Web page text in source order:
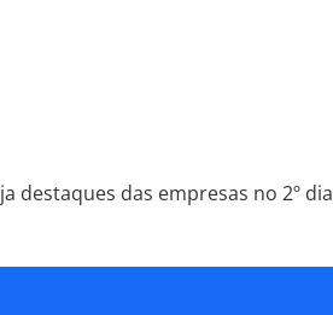
destaques das empresas no 2º dia